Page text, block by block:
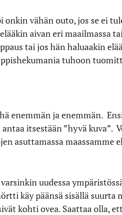
vähän outo, jos se ei
aivan eri maailmassa
tai jos hän haluaakin
tuhoon
enemmän ja enemmän.
itsestään ”hyvä kuva”.
asuttamassa maassamme
uudessa
käy päänsä sisällä suurta
kohti ovea. Saattaa olla,